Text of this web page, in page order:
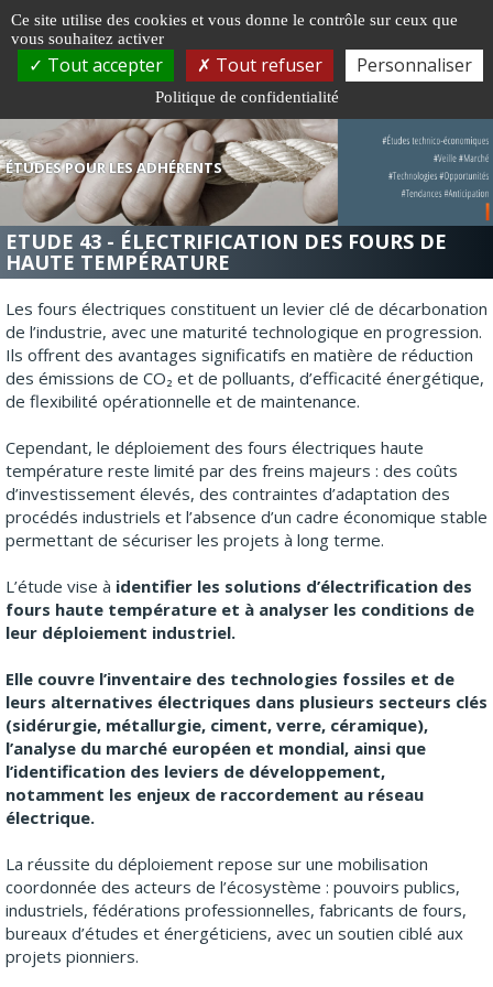
ÉTUDES POUR LES ADHÉRENTS
ETUDE 43 - ÉLECTRIFICATION DES FOURS DE
HAUTE TEMPÉRATURE
Les fours électriques constituent un levier clé de décarbonation
de l’industrie, avec une maturité technologique en progression.
Ils offrent des avantages significatifs en matière de réduction
des émissions de CO₂ et de polluants, d’efficacité énergétique,
de flexibilité opérationnelle et de maintenance.
Cependant, le déploiement des fours électriques haute
température reste limité par des freins majeurs : des coûts
d’investissement élevés, des contraintes d’adaptation des
procédés industriels et l’absence d’un cadre économique stable
permettant de sécuriser les projets à long terme.
L’étude vise à identifier les solutions d’électrification des
fours haute température et à analyser les conditions de
leur déploiement industriel.
Elle couvre l’inventaire des technologies fossiles et de
leurs alternatives électriques dans plusieurs secteurs clés
(sidérurgie, métallurgie, ciment, verre, céramique),
l’analyse du marché européen et mondial, ainsi que
l’identification des leviers de développement,
notamment les enjeux de raccordement au réseau
électrique.
La réussite du déploiement repose sur une mobilisation
coordonnée des acteurs de l’écosystème : pouvoirs publics,
industriels, fédérations professionnelles, fabricants de fours,
bureaux d’études et énergéticiens, avec un soutien ciblé aux
projets pionniers.
Gestion de vos préférences sur les cookies
Ce site utilise des cookies et vous donne le contrôle sur ceux que
vous souhaitez activer
Tout accepter Tout refuser Personnaliser
Politique de confidentialité